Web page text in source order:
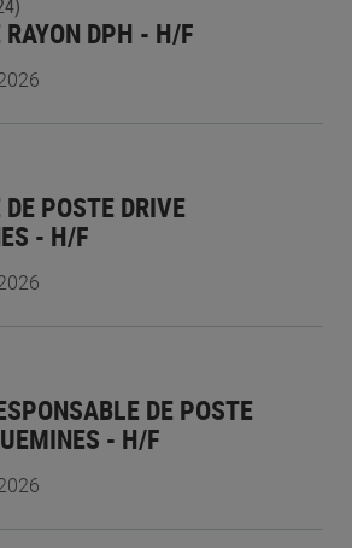
DPH - H/F
POSTE DRIVE
- H/F
DE POSTE
- H/F